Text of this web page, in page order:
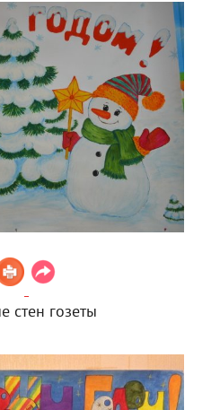
стен гозеты